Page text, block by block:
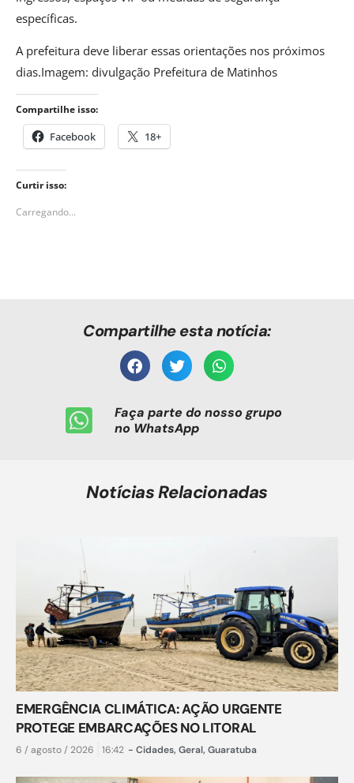
específicas.
A prefeitura deve liberar essas orientações nos próximos
dias.Imagem: divulgação Prefeitura de Matinhos
Compartilhe isso:
Facebook 18+
Curtir isso:
Carregando...
Compartilhe esta notícia:
Faça parte do nosso grupo
no WhatsApp
Notícias Relacionadas
EMERGÊNCIA CLIMÁTICA: AÇÃO URGENTE
PROTEGE EMBARCAÇÕES NO LITORAL
6 / agosto / 2026 16:42 - Cidades, Geral, Guaratuba